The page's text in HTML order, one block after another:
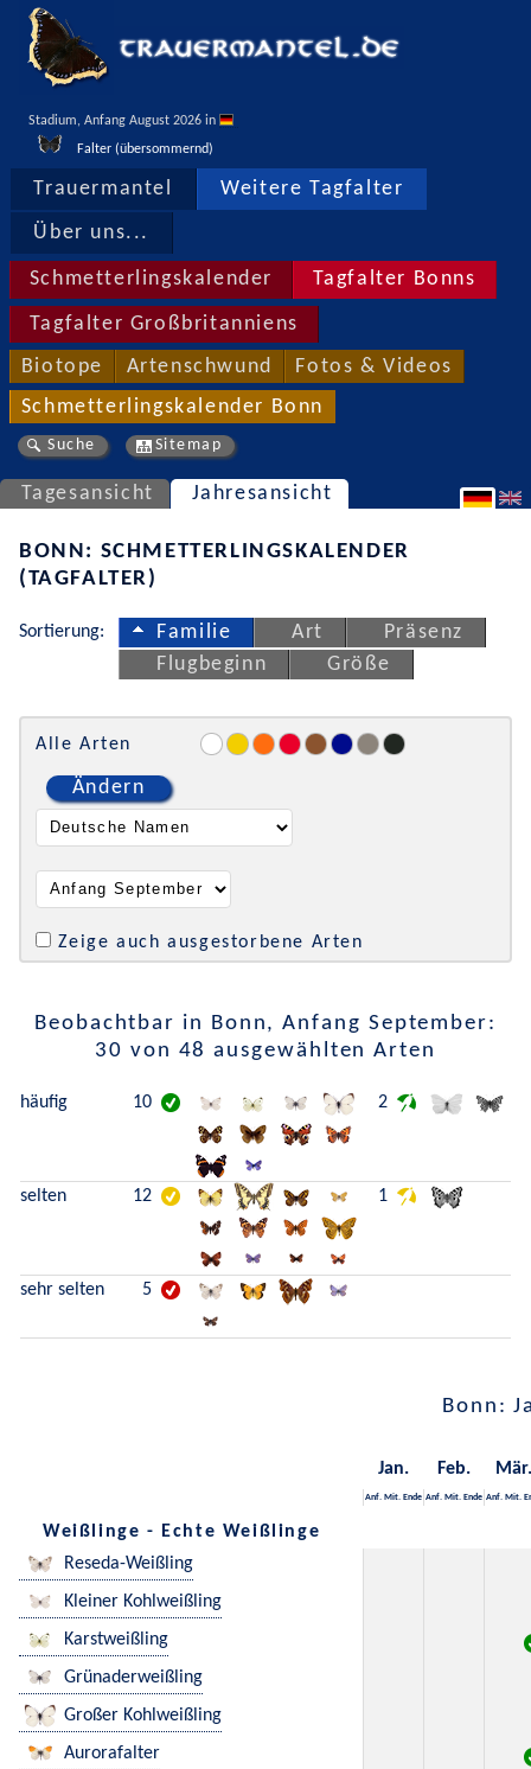
Stadium, Anfang August 2026 in
Falter (übersommernd)
Trauermantel Weitere Tagfalter
Über uns...
Schmetterlingskalender Tagfalter Bonns
Tagfalter Großbritanniens
Biotope Artenschwund Fotos & Videos
Schmetterlingskalender Bonn
Suche Sitemap
Tagesansicht Jahresansicht
BONN: SCHMETTERLINGSKALENDER
(TAGFALTER)
Sortierung: Familie Art
Präsenz
Flugbeginn
Größe
Alle Arten
Ändern
Zeige auch ausgestorbene Arten
Beobachtbar in Bonn, Anfang September:
30 von 48 ausgewählten Arten
häufig 10 2
selten 12 1
sehr selten 5
Bonn:
Jan. Feb. Mär.
Anf. Mit. Ende Anf. Mit. Ende Anf. Mit.
Weißlinge - Echte Weißlinge
Reseda-Weißling
Kleiner Kohlweißling
Karstweißling
Grünaderweißling
Großer Kohlweißling
Aurorafalter